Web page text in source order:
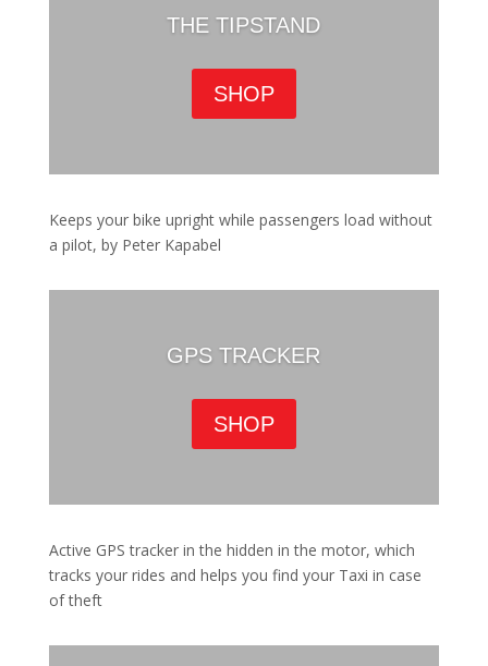
THE TIPSTAND
SHOP
Keeps your bike upright while passengers load without
a pilot, by Peter Kapabel
GPS TRACKER
SHOP
Active GPS tracker in the hidden in the motor, which
tracks your rides and helps you find your Taxi in case
of theft